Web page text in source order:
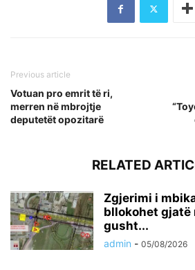
Previous article
Votuan pro emrit të ri,
merren në mbrojtje
deputetët opozitarë
RELATED
Zgjerimi i
bllokohet gjatë
gusht...
admin - 05/08/2026